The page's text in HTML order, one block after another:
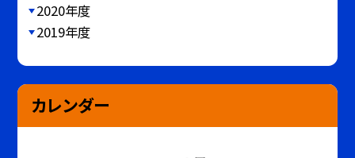
2020年度
2019年度
カレンダー